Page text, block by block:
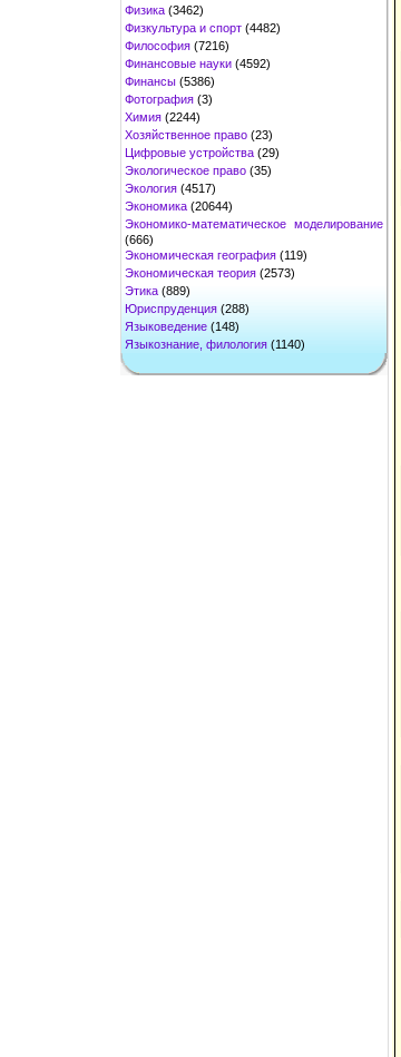
Физика (3462)
Физкультура и спорт (4482)
Философия (7216)
Финансовые науки (4592)
Финансы (5386)
Фотография (3)
Химия (2244)
Хозяйственное право (23)
Цифровые устройства (29)
Экологическое право (35)
Экология (4517)
Экономика (20644)
Экономико-математическое моделирование
(666)
Экономическая география (119)
Экономическая теория (2573)
Этика (889)
Юриспруденция (288)
Языковедение (148)
Языкознание, филология (1140)